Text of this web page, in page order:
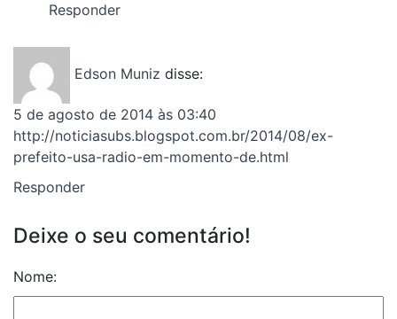
Responder
Edson Muniz disse:
5 de agosto de 2014 às 03:40
http://noticiasubs.blogspot.com.br/2014/08/ex-
prefeito-usa-radio-em-momento-de.html
Responder
Deixe o seu comentário!
Nome: